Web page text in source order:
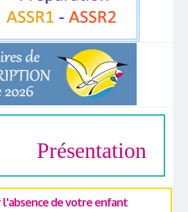
Présentation
l'absence de votre enfant